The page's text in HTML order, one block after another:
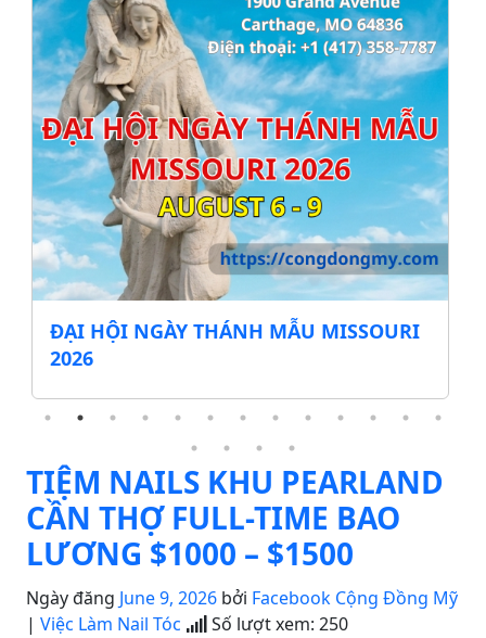
ĐẠI HỘI NGÀY THÁNH MẪU MISSOURI
2026
TIỆM NAILS KHU PEARLAND
CẦN THỢ FULL-TIME BAO
LƯƠNG $1000 – $1500
Ngày đăng June 9, 2026 bởi Facebook Cộng Đồng Mỹ
| Việc Làm Nail Tóc Số lượt xem: 250